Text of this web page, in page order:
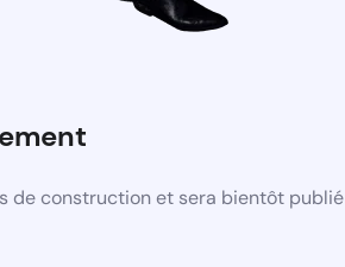
de construction et sera bientôt publié